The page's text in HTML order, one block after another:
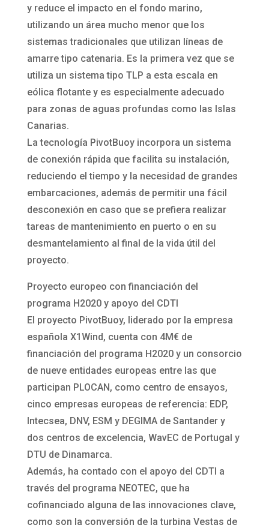
y reduce el impacto en el fondo marino,
utilizando un área mucho menor que los
sistemas tradicionales que utilizan líneas de
amarre tipo catenaria. Es la primera vez que se
utiliza un sistema tipo TLP a esta escala en
eólica flotante y es especialmente adecuado
para zonas de aguas profundas como las Islas
Canarias.
La tecnología PivotBuoy incorpora un sistema
de conexión rápida que facilita su instalación,
reduciendo el tiempo y la necesidad de grandes
embarcaciones, además de permitir una fácil
desconexión en caso que se prefiera realizar
tareas de mantenimiento en puerto o en su
desmantelamiento al final de la vida útil del
proyecto.
Proyecto europeo con financiación del
programa H2020 y apoyo del CDTI
El proyecto PivotBuoy, liderado por la empresa
española X1Wind, cuenta con 4M€ de
financiación del programa H2020 y un consorcio
de nueve entidades europeas entre las que
participan PLOCAN, como centro de ensayos,
cinco empresas europeas de referencia: EDP,
Intecsea, DNV, ESM y DEGIMA de Santander y
dos centros de excelencia, WavEC de Portugal y
DTU de Dinamarca.
Además, ha contado con el apoyo del CDTI a
través del programa NEOTEC, que ha
cofinanciado alguna de las innovaciones clave,
como son la conversión de la turbina Vestas de